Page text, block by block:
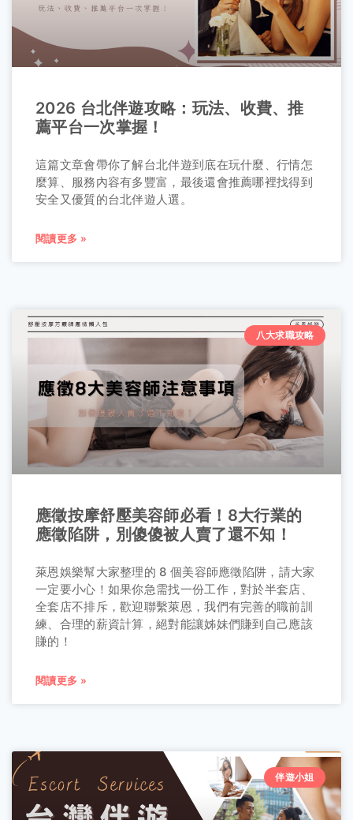
2026 台北伴遊攻略：玩法、收費、推
薦平台一次掌握！
這篇文章會帶你了解台北伴遊到底在玩什麼、行情怎
麼算、服務內容有多豐富，最後還會推薦哪裡找得到
安全又優質的台北伴遊人選。
閱讀更多 »
八大求職攻略
應徵按摩舒壓美容師必看！8大行業的
應徵陷阱，別傻傻被人賣了還不知！
萊恩娛樂幫大家整理的 8 個美容師應徵陷阱，請大家
一定要小心！如果你急需找一份工作，對於半套店、
全套店不排斥，歡迎聯繫萊恩，我們有完善的職前訓
練、合理的薪資計算，絕對能讓姊妹們賺到自己應該
賺的！
閱讀更多 »
伴遊小姐